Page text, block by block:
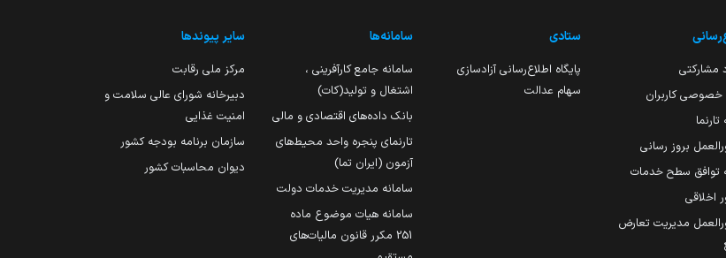
مشارکتی
خصوصی کاربران
تارنما
بروز رسانی
توافق سطح خدمات
اخلاقی
مدیریت تعارض
ستادی
پایگاه اطلاع‌رسانی آزادسازی
سهام عدالت
سامانه‌ها
سامانه جامع کارآفرینی ،
اشتغال و تولید(کات)
بانک داده‌های اقتصادی و مالی
تارنمای پنجره واحد محیط‌های
آزمون (ایران تما)
سامانه مدیریت خدمات دولت
سامانه هیات موضوع ماده
251 مکرر قانون مالیات‌های
سایر پیوندها
مرکز ملی رقابت
دبیرخانه شورای عالی سلامت و
امنیت غذایی
سازمان برنامه بودجه کشور
دیوان محاسبات کشور